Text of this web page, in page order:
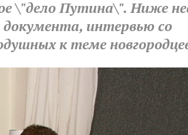
\"дело Путина\". Ниже
документа, интервью со
к теме